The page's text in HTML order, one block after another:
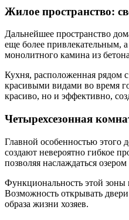
Жилое пространство:
Дальнейшее пространство
еще более привлекательным,
монолитного камина из
Кухня, расположенная рядом
красивыми видами во время
красиво, но и эффективно,
Четырехсезонная
Главной особенностью этого
создают невероятно гибкое
позволяя наслаждаться
Функциональность этой зоны
Возможность открывать
образа жизни хозяев.